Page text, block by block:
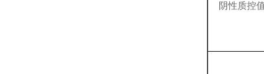
阴性质控